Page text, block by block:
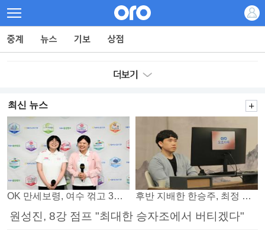
최신 뉴스
OK 만세보령, 여수 꺾고 3연패 탈출 후반 지배한 한승주, 최정 꺾고 8강 진출
원성진, 8강 점프 "최대한 승자조에서 버티겠다"